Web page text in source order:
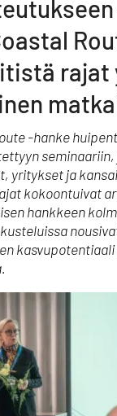
rajat
-hanke
seminaariin,
yritykset ja
kokoontuivat
hankkeen